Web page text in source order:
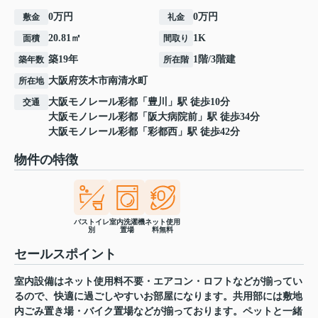
敷金 0万円 礼金 0万円
面積 20.81㎡ 間取り 1K
築年数 築19年 所在階 1階/3階建
所在地 大阪府茨木市南清水町
交通 大阪モノレール彩都 「 豊川
」駅 徒歩10分
大阪モノレール彩都 「 阪大病院前 」駅 徒歩34分
大阪モノレール彩都 「 彩都西 」駅 徒歩42分
物件の特徴
バストイレ
別
室内洗濯機
置場
ネット使用
料無料
セールスポイント
室内設備はネット使用料不要・エアコン・ロフトなどが揃ってい
るので、快適に過ごしやすいお部屋になります。共用部には敷地
内ごみ置き場・バイク置場などが揃っております。ペットと一緒